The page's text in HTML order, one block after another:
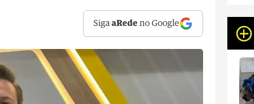
SigaaRede no Google